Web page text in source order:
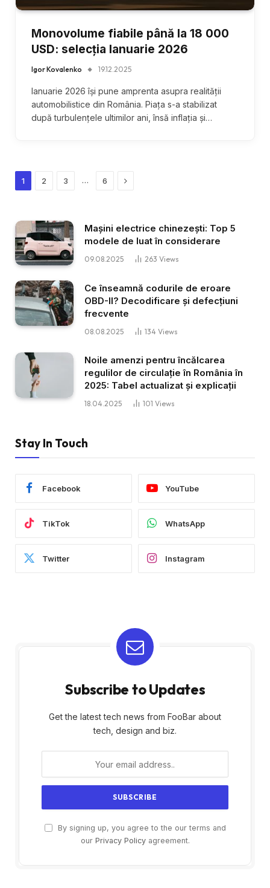
Monovolume fiabile până la 18 000
USD: selecția Ianuarie 2026
Igor Kovalenko 19.12.2025
Ianuarie 2026 își pune amprenta asupra realității
automobilistice din România. Piața s-a stabilizat
după turbulențele ultimilor ani, însă inflația și…
1 2 3 … 6 Next
Mașini electrice chinezești: Top 5
modele de luat în considerare
09.08.2025 263 Views
Ce înseamnă codurile de eroare
OBD-II? Decodificare și defecțiuni
frecvente
08.08.2025 134 Views
Noile amenzi pentru încălcarea
regulilor de circulație în România în
2025: Tabel actualizat și explicații
18.04.2025 101 Views
Stay In Touch
Facebook YouTube
TikTok WhatsApp
Twitter Instagram
Subscribe to Updates
Get the latest tech news from FooBar about
tech, design and biz.
By signing up, you agree to the our terms and
our Privacy Policyagreement.